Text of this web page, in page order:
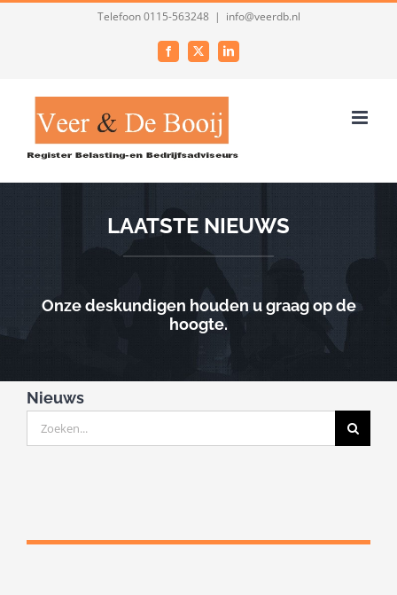
Telefoon 0115-563248 | info@veerdb.nl
Facebook
X LinkedIn
LAATSTE NIEUWS
Onze deskundigen houden u graag op de
hoogte.
Nieuws
naar: